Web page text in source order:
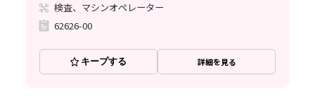
検査、マシンオペレーター
62626-00
キープする 詳細を見る